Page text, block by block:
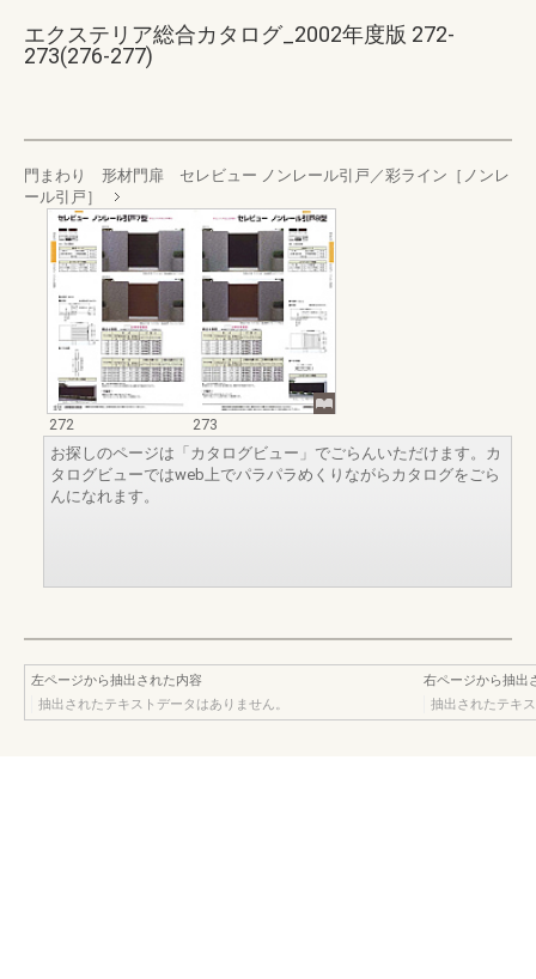
エクステリア総合カタログ_2002年度版 272-
273(276-277)
門まわり 形材門扉 セレビュー ノンレール引戸／彩ライン［ノンレ
ール引戸］
272
273
お探しのページは「カタログビュー」でごらんいただけます。カ
タログビューではweb上でパラパラめくりながらカタログをごら
んになれます。
左ページから抽出された内容
抽出されたテキストデータはありません。
右ページから抽出
抽出されたテキ